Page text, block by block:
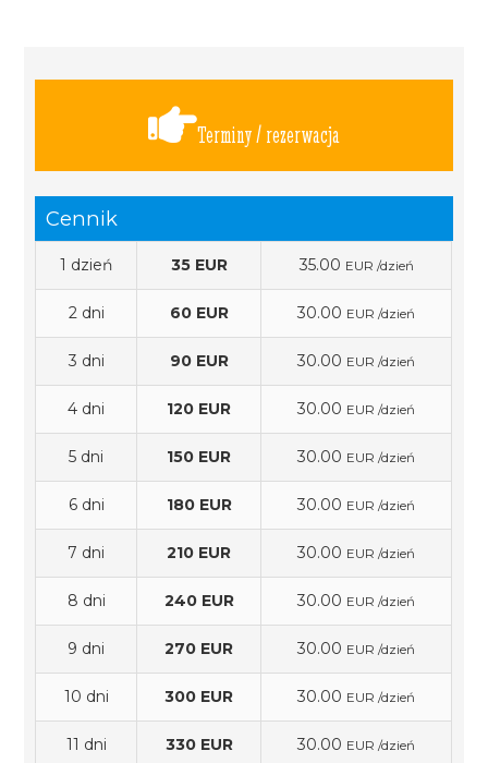
Terminy / rezerwacja
Cennik
1 dzień 35 EUR 35.00 EUR /dzień
2 dni 60 EUR 30.00 EUR /dzień
3 dni 90 EUR 30.00 EUR /dzień
4 dni 120 EUR 30.00 EUR /dzień
5 dni 150 EUR 30.00 EUR /dzień
6 dni 180 EUR 30.00 EUR /dzień
7 dni 210 EUR 30.00 EUR /dzień
8 dni 240 EUR 30.00 EUR /dzień
9 dni 270 EUR 30.00 EUR /dzień
10 dni 300 EUR 30.00 EUR /dzień
11 dni 330 EUR 30.00 EUR /dzień